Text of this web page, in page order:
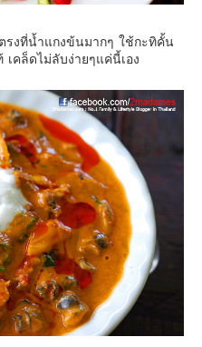
งที่น้ำแกงข้นมากๆ ใช้กะทิคั้น
เคล็ดไม่ลับง่ายๆแค่นี้เอง